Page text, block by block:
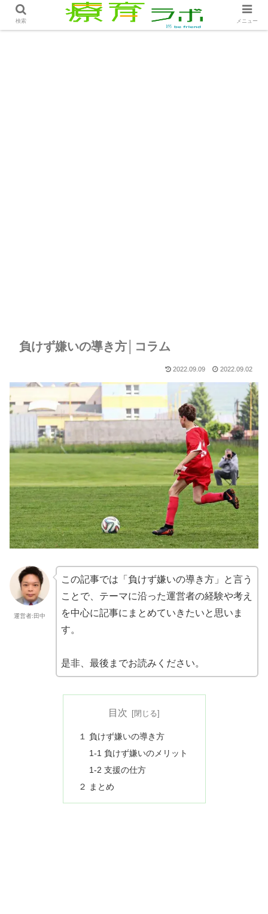
ホーム コラム 負けず嫌いの導き方│コラム
負けず嫌いの導き方│コラム
2022.09.09 2022.09.02
運営者:田中
この記事では「負けず嫌いの導き方」と言う
ことで、テーマに沿った運営者の経験や考え
を中心に記事にまとめていきたいと思いま
す。
是非、最後までお読みください。
目次
１ 負けず嫌いの導き方
1-1 負けず嫌いのメリット
1-2 支援の仕方
２ まとめ
検索 メニュー